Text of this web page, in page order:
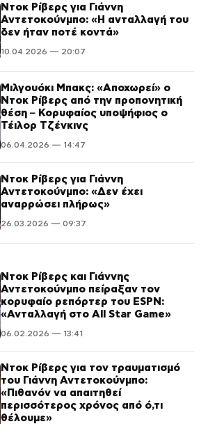
Ντοκ Ρίβερς για Γιάννη
Αντετοκούνμπο: «Η ανταλλαγή του
δεν ήταν ποτέ κοντά»
10.04.2026 — 20:07
Μιλγουόκι Μπακς: «Αποχωρεί» ο
Ντοκ Ρίβερς από την προπονητική
θέση – Κορυφαίος υποψήφιος ο
Τέιλορ Τζένκινς
06.04.2026 — 14:47
Ντοκ Ρίβερς για Γιάννη
Αντετοκούνμπο: «Δεν έχει
αναρρώσει πλήρως»
26.03.2026 — 09:37
Ντοκ Ρίβερς και Γιάννης
Αντετοκούνμπο πείραξαν τον
κορυφαίο ρεπόρτερ του ESPN:
«Ανταλλαγή στο All Star Game»
06.02.2026 — 13:41
Ντοκ Ρίβερς για τον τραυματισμό
του Γιάννη Αντετοκούνμπο:
«Πιθανόν να απαιτηθεί
περισσότερος χρόνος από ό,τι
θέλουμε»